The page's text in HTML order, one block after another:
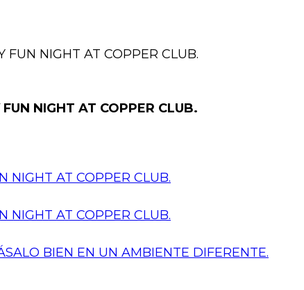
FUN NIGHT AT COPPER CLUB.
NIGHT AT COPPER CLUB.
NIGHT AT COPPER CLUB.
NIGHT AT COPPER CLUB.
BIEN EN UN AMBIENTE DIFERENTE.